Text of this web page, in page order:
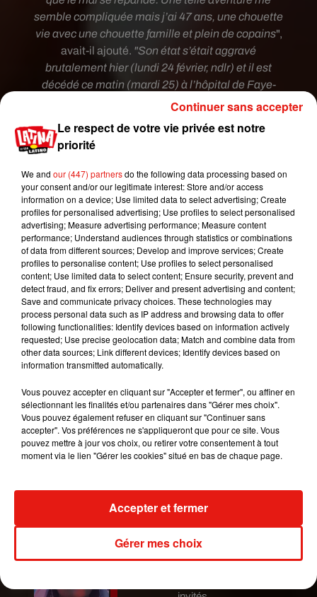
Publié : 25 février 2020 à 18h55 par A.L.
semble compliquée mais j’ai 47 ans, une chouette
vie avec une chouette famille et plein de copains",
avait-il ajouté. "Son état s’était aggravé
brutalement hier (lundi 24 février, ndlr) et il est
décédé ce matin (mardi 25) à l’hôpital de Faye-
, a confié son père àOuest-France
Toute la production de#KohLantaest triste
d'apprendre le décès de Nicolas aventurier de la
revanche des héros". Nous présentons toutes
nos condoléances à sa famille et ses proches.
�xܪpic.twitter.com/e8fDHXNnPT
— ALPfr (@Alpfr)February 25, 2020
Si les
obsèques de Nicolas Roy se tiendront ce
vendredi 28 février, à 8h30, au crématorium de
Cholet, son père le décrit comme un battant, un
courageux. "Mais la maladie, on n’y peut rien. Les
médecins ont fait ce qu’ils ont pu", a-t-il déclaré à
propos de son fils. "Il s’est battu jusqu’au bout tout
en gardant de la bienveillance en s’enquérant des
bout. Quelle classe !",a également confiéMaud,
la dernière gagnante de Koh-Lanta auFigaro.
Mundo Latino
en Argentine, et en pleine...
Le respect de votre vie privée est notre
priorité
We and our (447) partnersdo the following data processing based on
your consent and/or our legitimate interest: Store and/or access
information on a device; Use limited data to select advertising; Create
profiles for personalised advertising; Use profiles to select personalised
advertising; Measure advertising performance; Measure content
performance; Understand audiences through statistics or combinations
of data from different sources; Develop and improve services; Create
profiles to personalise content; Use profiles to select personalised
content; Use limited data to select content; Ensure security, prevent and
detect fraud, and fix errors; Deliver and present advertising and content;
Save and communicate privacy choices. These technologies may
process personal data such as IP address and browsing data to offer
following functionalities: Identify devices based on information actively
requested; Use precise geolocation data; Match and combine data from
other data sources; Link different devices; Identify devices based on
information transmitted automatically.
Vous pouvez accepter en cliquant sur "Accepter et fermer", ou affiner en
sélectionnant les finalités et/ou partenaires dans "Gérer mes choix".
Vous pouvez également refuser en cliquant sur "Continuer sans
accepter". Vos préférences ne s'appliqueront que pour ce site. Vous
pouvez mettre à jour vos choix, ou retirer votre consentement à tout
moment via le lien "Gérer les cookies" situé en bas de chaque page.
Gérer mes choix
Accepter et fermer
Continuer sans accepter